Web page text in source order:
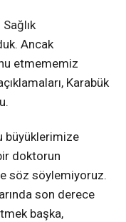
Ancak
etmememiz
Karabük
büyüklerimize
doktorun
söz söylemiyoruz.
son derece
başka,